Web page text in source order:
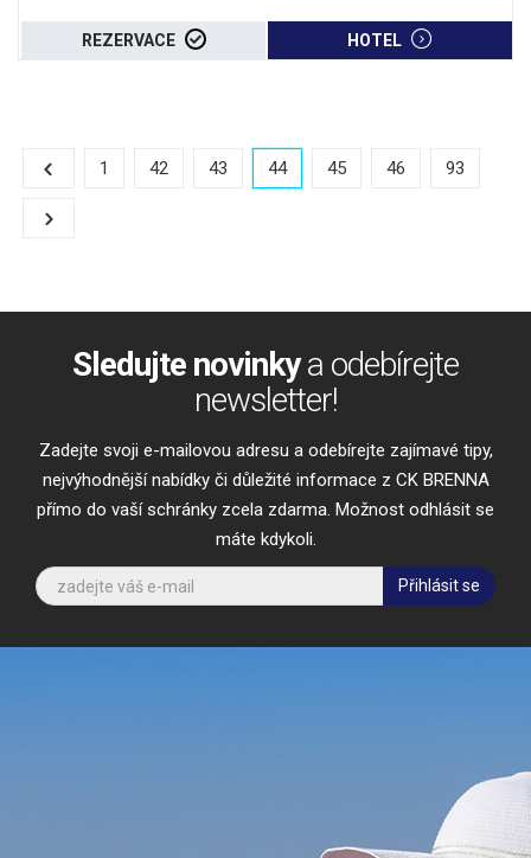
REZERVACE HOTEL
1 42 43 44 45 46 93
Sledujte novinkya odebírejte
newsletter!
Zadejte svoji e-mailovou adresu a odebírejte zajímavé tipy,
nejvýhodnější nabídky či důležité informace z CK BRENNA
přímo do vaší schránky zcela zdarma. Možnost odhlásit se
máte kdykoli.
Přihlásit se